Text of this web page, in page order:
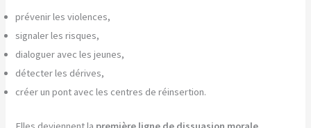
prévenir les violences,
signaler les risques,
dialoguer avec les jeunes,
détecter les dérives,
créer un pont avec les centres de réinsertion.